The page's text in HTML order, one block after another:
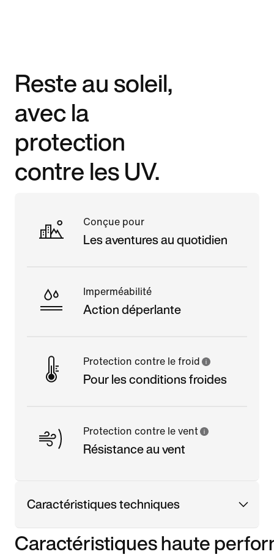
Reste au soleil,
avec la
protection
contre les UV.
Conçue pour
Les aventures au quotidien
Imperméabilité
Action déperlante
Protection contre le froid
Pour les conditions froides
Protection contre le vent
Résistance au vent
Caractéristiques techniques
Caractéristiques haute